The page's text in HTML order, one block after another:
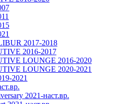
2017-2018
2016-2017
LOUNGE 2016-2020
LOUNGE 2020-2021
2021
2021-наст.вр.